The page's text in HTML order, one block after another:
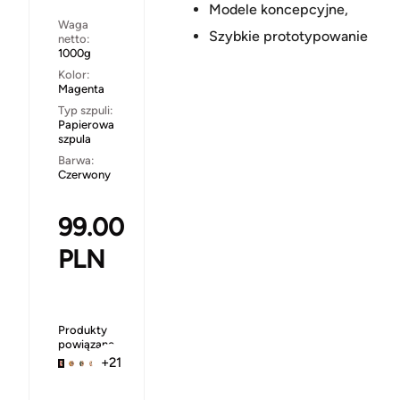
Waga
netto:
1000g
Kolor:
Magenta
Typ szpuli:
Papierowa
szpula
Barwa:
Czerwony
99.00
PLN
Produkty
powiązane
+21
Modele koncepcyjne,
Szybkie prototypowanie